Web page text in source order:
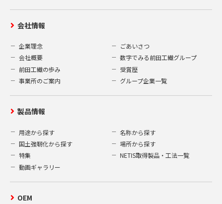
会社情報
企業理念
ごあいさつ
会社概要
数字でみる前田工繊グループ
前田工繊の歩み
受賞歴
事業所のご案内
グループ企業一覧
製品情報
用途から探す
名称から探す
国土強靭化から探す
場所から探す
特集
NETIS取得製品・工法一覧
動画ギャラリー
OEM